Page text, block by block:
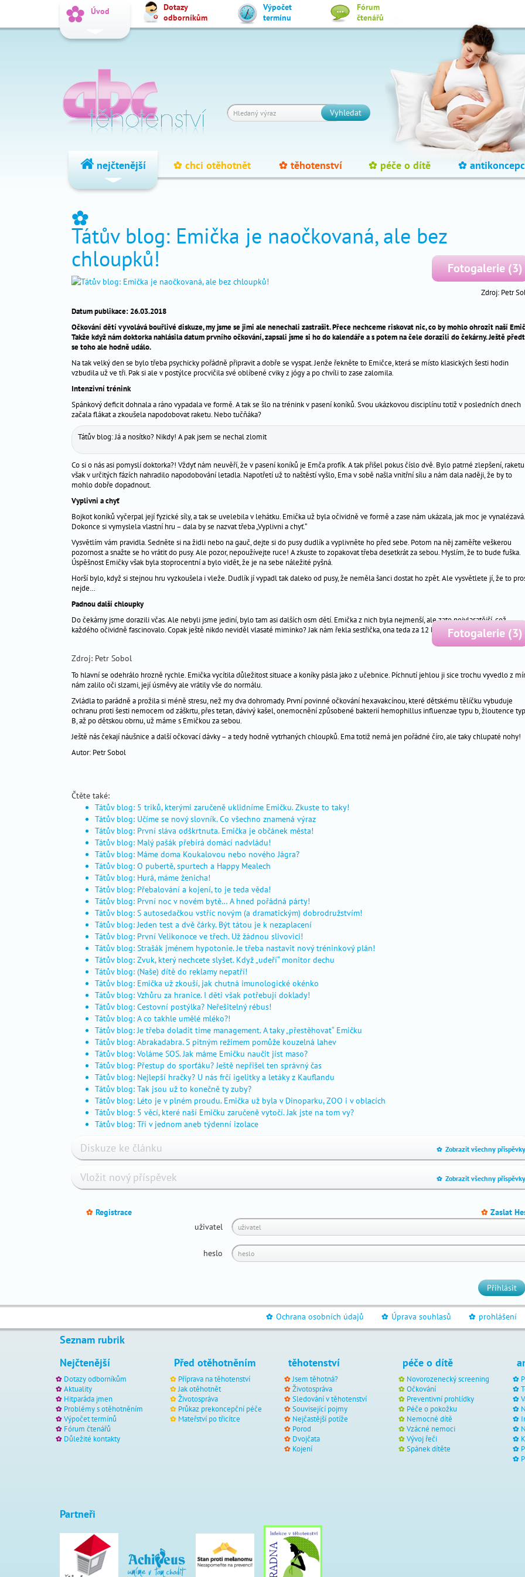
gynekologická
_ Úvod
Dotazy
odborníkům
Výpočet
termínu
Fórum
čtenářů
Vyhledat
nejčtenější _ chci otěhotnět _ těhotenství _ péče o dítě _
_
Tátův blog: Emička je naočkovaná, ale bez
chloupků!
Fotogalerie (3)
Zdroj: Petr
Datum publikace: 26.03.2018
Očkování dětí vyvolává bouřlivé diskuze, my jsme se jimi ale nenechali zastrašit. Přece nechceme riskovat nic, co by mohlo ohrozit naší
Takže když nám doktorka nahlásila datum prvního očkování, zapsali jsme si ho do kalendáře a s potem na čele dorazili do čekárny. Ještě
se toho ale hodně událo.
Na tak velký den se bylo třeba psychicky pořádně připravit a dobře se vyspat. Jenže řekněte to Emičce, která se místo klasických šesti hodin
vzbudila už ve tři. Pak si ale v postýlce procvičila své oblíbené cviky z jógy a po chvíli to zase zalomila.
Intenzivní trénink
Spánkový deficit dohnala a ráno vypadala ve formě. A tak se šlo na trénink v pasení koníků. Svou ukázkovou disciplínu totiž v posledních dnech
začala flákat a zkoušela napodobovat raketu. Nebo tučňáka?
Tátův blog: Já a nosítko? Nikdy! A pak jsem se nechal zlomit
Co si o nás asi pomyslí doktorka?! Vždyť nám neuvěří, že v pasení koníků je Emča profík. A tak přišel pokus číslo dvě. Bylo patrné zlepšení, raketu
však v určitých fázích nahradilo napodobování letadla. Napotřetí už to naštěstí vyšlo, Ema v sobě našla vnitřní sílu a nám dala naději, že by to
mohlo dobře dopadnout.
Vyplivni a chyť
Bojkot koníků vyčerpal její fyzické síly, a tak se uvelebila v lehátku. Emička už byla očividně ve formě a zase nám ukázala, jak moc je vynalézavá.
Dokonce si vymyslela vlastní hru – dala by se nazvat třeba „Vyplivni a chyť.“
Vysvětlím vám pravidla. Sedněte si na židli nebo na gauč, dejte si do pusy dudlík a vyplivněte ho před sebe. Potom na něj zaměřte veškerou
pozornost a snažte se ho vrátit do pusy. Ale pozor, nepoužívejte ruce! A zkuste to zopakovat třeba desetkrát za sebou. Myslím, že to bude fuška.
Úspěšnost Emičky však byla stoprocentní a bylo vidět, že je na sebe náležité pyšná.
Horší bylo, když si stejnou hru vyzkoušela i vleže. Dudlík jí vypadl tak daleko od pusy, že neměla šanci dostat ho zpět. Ale vysvětlete jí, že to
nejde…
Padnou další chloupky
Do čekárny jsme dorazili včas. Ale nebyli jsme jediní, bylo tam asi dalších osm dětí. Emička z nich byla nejmenší, ale zato nejvlasatější, což
každého očividně fascinovalo. Copak ještě nikdo neviděl vlasaté miminko? Jak nám řekla sestřička, ona teda za 12 let v ordinaci ne!Fotogalerie (3)
Zdroj: Petr Sobol
To hlavní se odehrálo hrozně rychle. Emička vycítila důležitost situace a koníky pásla jako z učebnice. Píchnutí jehlou ji sice trochu vyvedlo z
nám zalilo oči slzami, její úsměvy ale vrátily vše do normálu.
Zvládla to parádně a prožila si méně stresu, než my dva dohromady. První povinné očkování hexavakcínou, které dětskému tělíčku vybuduje
ochranu proti šesti nemocem od záškrtu, přes tetan, dávivý kašel, onemocnění způsobené bakterií hemophillus influenzae typu b, žloutence
B, až po dětskou obrnu, už máme s Emičkou za sebou.
Ještě nás čekají náušnice a další očkovací dávky – a tedy hodně vytrhaných chloupků. Ema totiž nemá jen pořádné číro, ale taky chlupaté nohy!
Autor: Petr Sobol
Čtěte také:
Tátův blog: 5 triků, kterými zaručeně uklidníme Emičku. Zkuste to taky!
Tátův blog: Učíme se nový slovník. Co všechno znamená výraz
Tátův blog: První sláva odškrtnuta. Emička je občánek města!
Tátův blog: Malý pašák přebírá domácí nadvládu!
Tátův blog: Máme doma Koukalovou nebo nového Jágra?
Tátův blog: O pubertě, spurtech a Happy Mealech
Tátův blog: Hurá, máme ženicha!
Tátův blog: Přebalování a kojení, to je teda věda!
Tátův blog: První noc v novém bytě… A hned pořádná párty!
Tátův blog: S autosedačkou vstříc novým (a dramatickým) dobrodružstvím!
Tátův blog: Jeden test a dvě čárky. Být tátou je k nezaplacení
Tátův blog: První Velikonoce ve třech. Už žádnou slivovici!
Tátův blog: Strašák jménem hypotonie. Je třeba nastavit nový tréninkový plán!
Tátův blog: Zvuk, který nechcete slyšet. Když „udeří“ monitor dechu
Tátův blog: (Naše) dítě do reklamy nepatří!
Tátův blog: Emička už zkouší, jak chutná imunologické okénko
Tátův blog: Vzhůru za hranice. I děti však potřebují doklady!
Tátův blog: Cestovní postýlka? Neřešitelný rébus!
Tátův blog: A co takhle umělé mléko?!
Tátův blog: Je třeba doladit time management. A taky „přestěhovat“ Emičku
Tátův blog: Abrakadabra. S pitným režimem pomůže kouzelná lahev
Tátův blog: Voláme SOS. Jak máme Emičku naučit jíst maso?
Tátův blog: Přestup do sporťáku? Ještě nepřišel ten správný čas
Tátův blog: Nejlepší hračky? U nás frčí igelitky a letáky z Kauflandu
Tátův blog: Tak jsou už to konečně ty zuby?
Tátův blog: Léto je v plném proudu. Emička už byla v Dinoparku, ZOO i v oblacích
Tátův blog: 5 věcí, které naší Emičku zaručeně vytočí. Jak jste na tom vy?
Tátův blog: Tři v jednom aneb týdenní izolace
Diskuze ke článku _ Zobrazit všechny příspěvky
Vložit nový příspěvek _ Zobrazit všechny příspěvky
_ Registrace _ Zaslat
uživatel
heslo
Přihlásit
_ Ochrana osobních údajů _ Úprava souhlasů _ prohlášení
Seznam rubrik
Nejčtenější
Dotazy odborníkům
Aktuality
Hitparáda jmen
Problémy s otěhotněním
Výpočet termínů
Fórum čtenářů
Důležité kontakty
Před otěhotněním
Příprava na těhotenství
Jak otěhotnět
Životospráva
Průkaz prekoncepční péče
Mateřství po třicítce
těhotenství
Jsem těhotná?
Životospráva
Sledování v těhotenství
Související pojmy
Nejčastější potíže
Porod
Dvojčata
Kojení
péče o dítě
Novorozenecký screening
Očkování
Preventivní prohlídky
Péče o pokožku
Nemocné dítě
Vzácné nemoci
Vývoj řeči
Spánek dítěte
Partneři